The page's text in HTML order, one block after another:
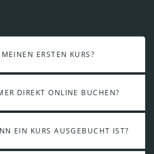
ERSTEN KURS?
DIREKT ONLINE BUCHEN?
EIN KURS AUSGEBUCHT IST?